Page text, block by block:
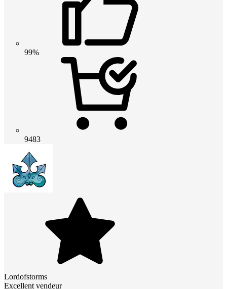
99%
9483
Lordofstorms
Excellent vendeur